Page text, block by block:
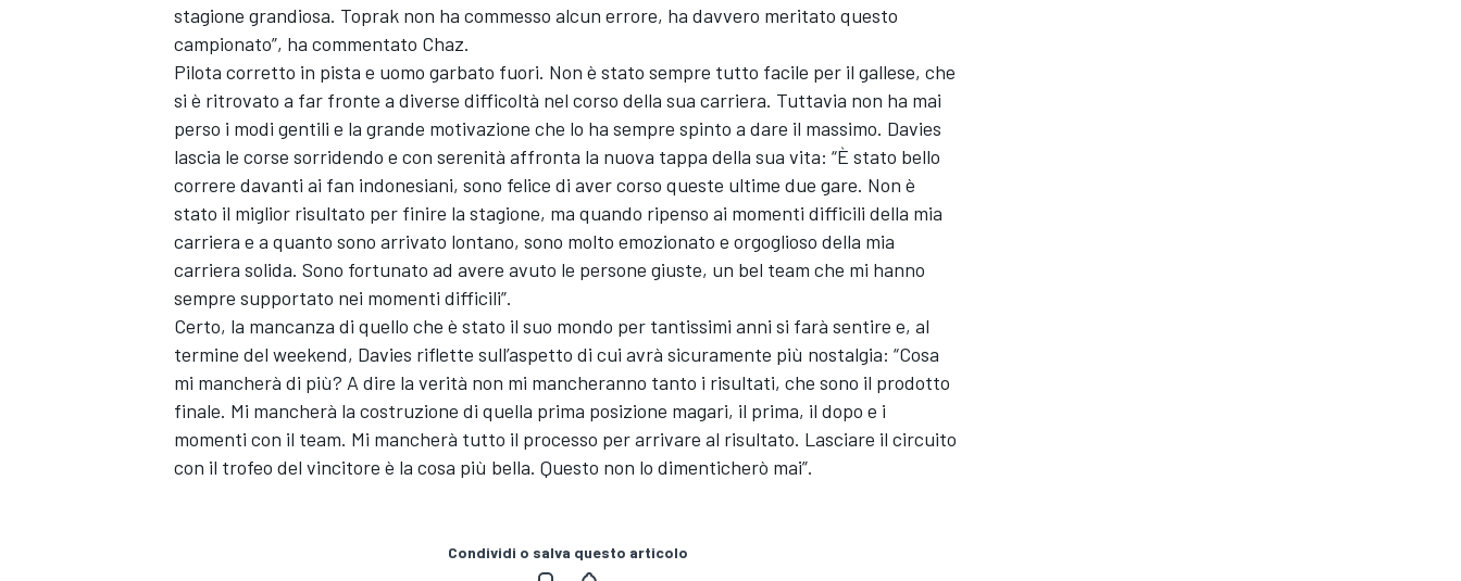
ENDURANCE/GT
stagione grandiosa. Toprak non ha commesso alcun errore, ha davvero meritato questo
campionato”, ha commentato Chaz.
Pilota corretto in pista e uomo garbato fuori. Non è stato sempre tutto facile per il gallese, che
si è ritrovato a far fronte a diverse difficoltà nel corso della sua carriera. Tuttavia non ha mai
perso i modi gentili e la grande motivazione che lo ha sempre spinto a dare il massimo. Davies
lascia le corse sorridendo e con serenità affronta la nuova tappa della sua vita: “È stato bello
correre davanti ai fan indonesiani, sono felice di aver corso queste ultime due gare. Non è
stato il miglior risultato per finire la stagione, ma quando ripenso ai momenti difficili della mia
carriera e a quanto sono arrivato lontano, sono molto emozionato e orgoglioso della mia
carriera solida. Sono fortunato ad avere avuto le persone giuste, un bel team che mi hanno
sempre supportato nei momenti difficili”.
Certo, la mancanza di quello che è stato il suo mondo per tantissimi anni si farà sentire e, al
termine del weekend, Davies riflette sull’aspetto di cui avrà sicuramente più nostalgia: “Cosa
mi mancherà di più? A dire la verità non mi mancheranno tanto i risultati, che sono il prodotto
finale. Mi mancherà la costruzione di quella prima posizione magari, il prima, il dopo e i
momenti con il team. Mi mancherà tutto il processo per arrivare al risultato. Lasciare il circuito
con il trofeo del vincitore è la cosa più bella. Questo non lo dimenticherò mai”.
Condividi o salva questo articolo